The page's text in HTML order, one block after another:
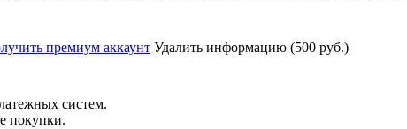
премиум аккаунт Удалить информацию (500 руб.)
систем.
покупки.